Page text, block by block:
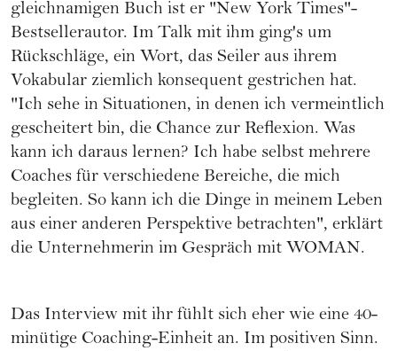
gleichnamigen Buch ist er "New York Times"-
Bestsellerautor. Im Talk mit ihm ging's um
Rückschläge, ein Wort, das Seiler aus ihrem
Vokabular ziemlich konsequent gestrichen hat.
"Ich sehe in Situationen, in denen ich vermeintlich
gescheitert bin, die Chance zur Reflexion. Was
kann ich daraus lernen? Ich habe selbst mehrere
Coaches für verschiedene Bereiche, die mich
begleiten. So kann ich die Dinge in meinem Leben
aus einer anderen Perspektive betrachten", erklärt
die Unternehmerin im Gespräch mit WOMAN.
Das Interview mit ihr fühlt sich eher wie eine 40-
minütige Coaching-Einheit an. Im positiven Sinn.